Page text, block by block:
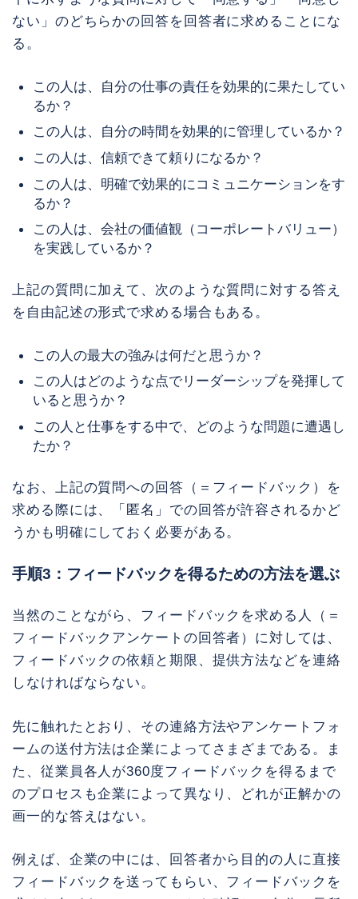
ない」のどちらかの回答を回答者に求めることにな
る。
この人は、自分の仕事の責任を効果的に果たしてい
るか？
この人は、自分の時間を効果的に管理しているか？
この人は、信頼できて頼りになるか？
この人は、明確で効果的にコミュニケーションをす
るか？
この人は、会社の価値観（コーポレートバリュー）
を実践しているか？
上記の質問に加えて、次のような質問に対する答え
を自由記述の形式で求める場合もある。
この人の最大の強みは何だと思うか？
この人はどのような点でリーダーシップを発揮して
いると思うか？
この人と仕事をする中で、どのような問題に遭遇し
たか？
なお、上記の質問への回答（＝フィードバック）を
求める際には、「匿名」での回答が許容されるかど
うかも明確にしておく必要がある。
手順3：フィードバックを得るための方法を選ぶ
当然のことながら、フィードバックを求める人（＝
フィードバックアンケートの回答者）に対しては、
フィードバックの依頼と期限、提供方法などを連絡
しなければならない。
先に触れたとおり、その連絡方法やアンケートフォ
ームの送付方法は企業によってさまざまである。ま
た、従業員各人が360度フィードバックを得るまで
のプロセスも企業によって異なり、どれが正解かの
画一的な答えはない。
例えば、企業の中には、回答者から目的の人に直接
フィードバックを送ってもらい、フィードバックを